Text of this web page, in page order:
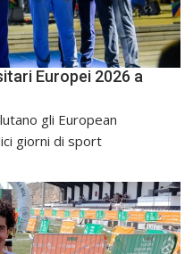
Europei 2026 a
gli European
giorni di sport